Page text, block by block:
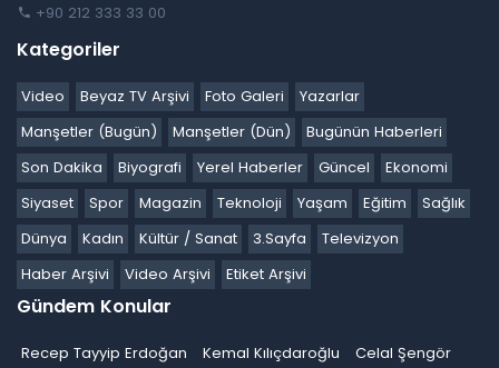
+90 212 333 33 00
Kategoriler
Video Beyaz TV Arşivi Foto Galeri
Yazarlar
Manşetler (Bugün)
Manşetler (Dün)
Bugünün Haberleri
Son Dakika
Biyografi Yerel Haberler Güncel
Ekonomi
Siyaset
Spor Magazin Teknoloji Yaşam Eğitim
Sağlık
Dünya
Kadın Kültür / Sanat 3.Sayfa
Televizyon
Haber Arşivi
Video Arşivi Etiket Arşivi
Gündem Konular
Recep Tayyip Erdoğan Kemal Kılıçdaroğlu
Celal Şengör